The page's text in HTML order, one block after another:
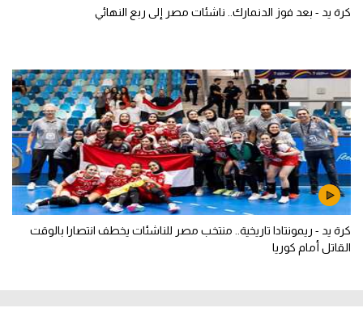
كرة يد - بعد فوز الدنمارك.. ناشئات مصر إلى ربع النهائي
كرة يد - ريمونتادا تاريخية.. منتخب مصر للناشئات يخطف انتصارا بالوقت
القاتل أمام كوريا